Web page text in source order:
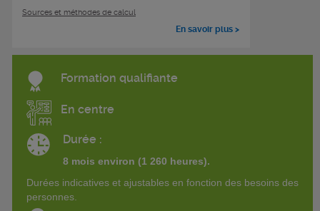
Sources et méthodes de calcul
En savoir plus >
Formation qualifiante
En centre
Durée :
8 mois environ (1 260 heures).
Durées indicatives et ajustables en fonction des besoins des
personnes.